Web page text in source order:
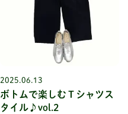
2025.06.13
ボトムで楽しむＴシャツス
タイル♪vol.2